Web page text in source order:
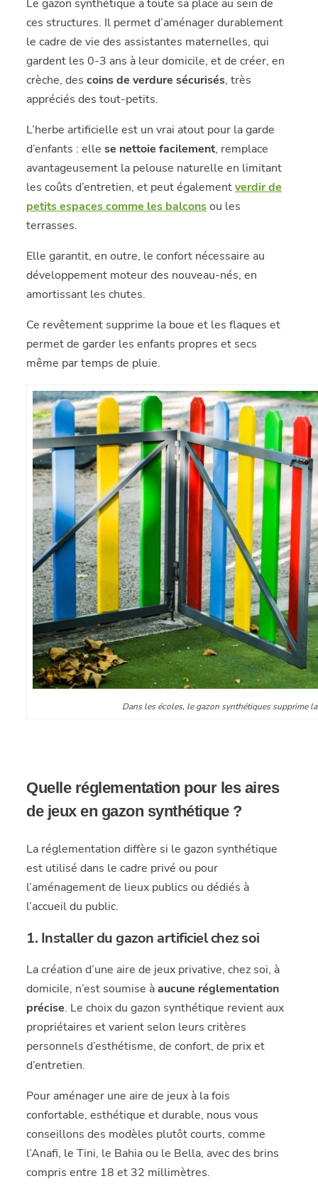
Le gazon synthétique a toute sa place au sein de
ces structures. Il permet d’aménager durablement
le cadre de vie des assistantes maternelles, qui
gardent les 0-3 ans à leur domicile, et de créer, en
crèche, descoins de verdure sécurisés, très
appréciés des tout-petits.
L’herbe artificielle est un vrai atout pour la garde
d’enfants : ellese nettoie facilement, remplace
avantageusement la pelouse naturelle en limitant
les coûts d’entretien, et peut égalementverdir de
petits espaces comme les balconsou les
terrasses.
Elle garantit, en outre, le confort nécessaire au
développement moteur des nouveau-nés, en
amortissant les chutes.
Ce revêtement supprime la boue et les flaques et
permet de garder les enfants propres et secs
même par temps de pluie.
Dans les écoles, le gazon synthétiques supprime
Quelle réglementation pour les aires
de jeux en gazon synthétique ?
La réglementation diffère si le gazon synthétique
est utilisé dans le cadre privé ou pour
l’aménagement de lieux publics ou dédiés à
l’accueil du public.
1. Installer du gazon artificiel chez soi
La création d’une aire de jeux privative, chez soi, à
domicile, n’est soumise àaucune réglementation
précise. Le choix du gazon synthétique revient aux
propriétaires et varient selon leurs critères
personnels d’esthétisme, de confort, de prix et
d’entretien.
Pour aménager une aire de jeux à la fois
confortable, esthétique et durable, nous vous
conseillons des modèles plutôt courts, comme
l’Anafi, le Tini, le Bahia ou le Bella, avec des brins
compris entre 18 et 32 millimètres.